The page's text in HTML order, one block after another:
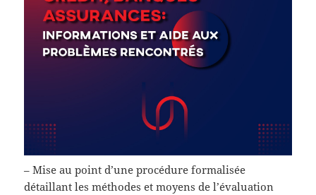
– Mise au point d’une procédure formalisée
détaillant les méthodes et moyens de l’évaluation